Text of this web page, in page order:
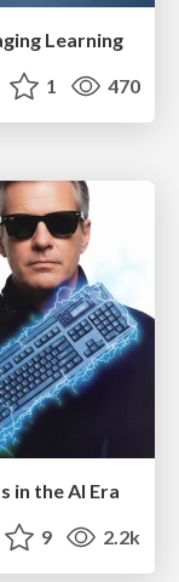
Learning
1 470
in the AI Era
9 2.2k